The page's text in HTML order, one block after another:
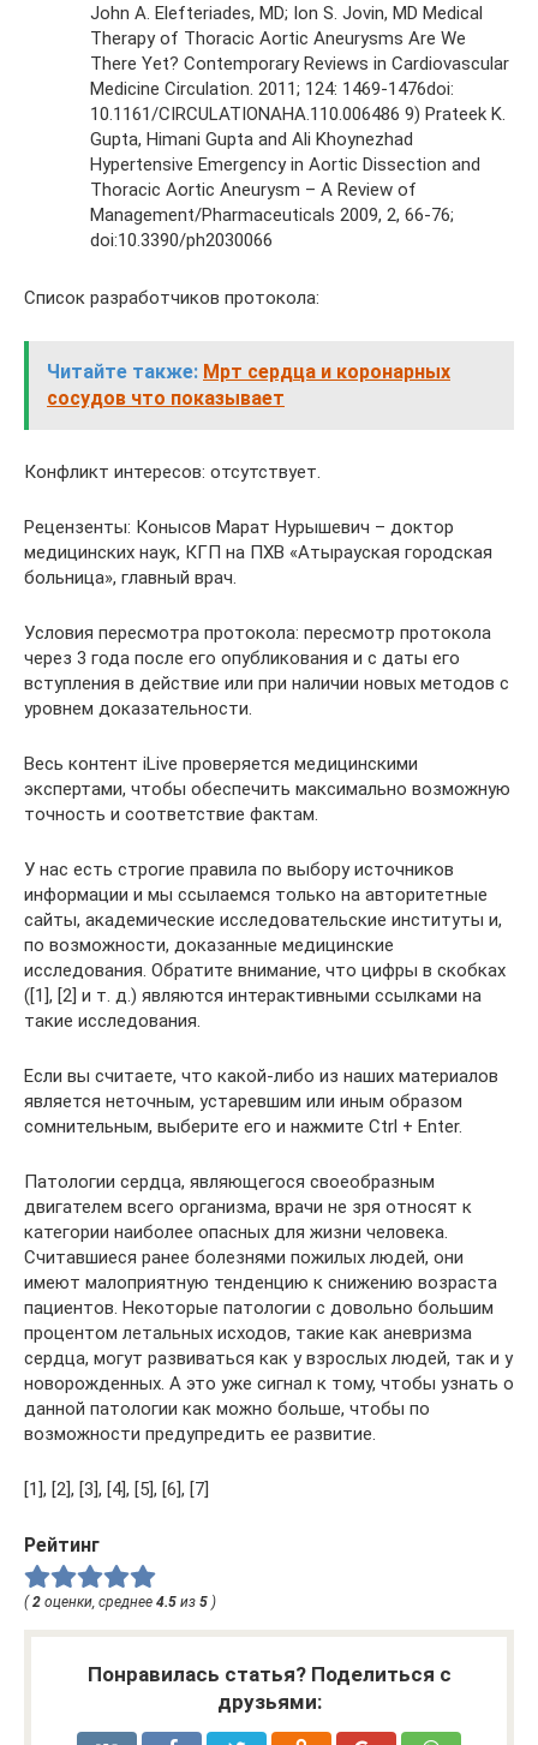
John A. Elefteriades, MD; Ion S. Jovin, MD Medical
Therapy of Thoracic Aortic Aneurysms Are We
There Yet? Contemporary Reviews in Cardiovascular
Medicine Circulation. 2011; 124: 1469-1476doi:
10.1161/CIRCULATIONAHA.110.006486 9) Prateek K.
Gupta, Himani Gupta and Ali Khoynezhad
Hypertensive Emergency in Aortic Dissection and
Thoracic Aortic Aneurysm – A Review of
Management/Pharmaceuticals 2009, 2, 66-76;
doi:10.3390/ph2030066
Список разработчиков протокола:
Читайте также: Мрт сердца и коронарных
сосудов что показывает
Конфликт интересов: отсутствует.
Рецензенты: Конысов Марат Нурышевич – доктор
медицинских наук, КГП на ПХВ «Атырауская городская
больница», главный врач.
Условия пересмотра протокола: пересмотр протокола
через 3 года после его опубликования и с даты его
вступления в действие или при наличии новых методов с
уровнем доказательности.
Весь контент iLive проверяется медицинскими
экспертами, чтобы обеспечить максимально возможную
точность и соответствие фактам.
У нас есть строгие правила по выбору источников
информации и мы ссылаемся только на авторитетные
сайты, академические исследовательские институты и,
по возможности, доказанные медицинские
исследования. Обратите внимание, что цифры в скобках
([1], [2] и т. д.) являются интерактивными ссылками на
такие исследования.
Если вы считаете, что какой-либо из наших материалов
является неточным, устаревшим или иным образом
сомнительным, выберите его и нажмите Ctrl + Enter.
Патологии сердца, являющегося своеобразным
двигателем всего организма, врачи не зря относят к
категории наиболее опасных для жизни человека.
Считавшиеся ранее болезнями пожилых людей, они
имеют малоприятную тенденцию к снижению возраста
пациентов. Некоторые патологии с довольно большим
процентом летальных исходов, такие как аневризма
сердца, могут развиваться как у взрослых людей, так и у
новорожденных. А это уже сигнал к тому, чтобы узнать о
данной патологии как можно больше, чтобы по
возможности предупредить ее развитие.
[1], [2], [3], [4], [5], [6], [7]
Рейтинг
(2 оценки, среднее 4.5 из 5 )
Понравилась статья? Поделиться с
друзьями: